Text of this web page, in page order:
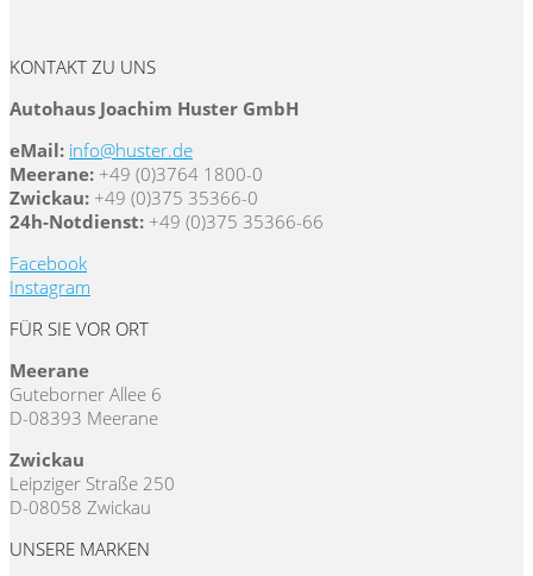
KONTAKT ZU UNS
Autohaus Joachim Huster GmbH
eMail: info@huster.de
Meerane: +49 (0)3764 1800-0
Zwickau: +49 (0)375 35366-0
24h-Notdienst: +49 (0)375 35366-66
Facebook
Instagram
FÜR SIE VOR ORT
Meerane
Guteborner Allee 6
D-08393 Meerane
Zwickau
Leipziger Straße 250
D-08058 Zwickau
UNSERE MARKEN